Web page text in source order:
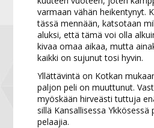
varmaan vähän heikentynyt.
tässä mennään, katsotaan
aluksi, että tämä voi olla
kivaa omaa aikaa, mutta
kaikki on sujunut tosi hyvin.
Yllättävintä on Kotkan
paljon peli on muuttunut.
myöskään hirveästi tuttuja
sillä Kansallisessa
pelaajia.